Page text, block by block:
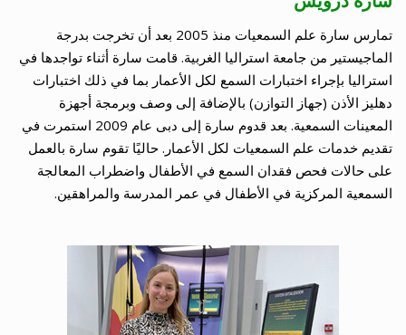
تمارس سارة علم السمعيات منذ 2005 بعد أن تخرجت بدرجة
الماجيستير من جامعة استراليا الغربية. قامت سارة أثناء تواجدها في
استراليا بإجراء اختبارات السمع لكل الأعمار بما في ذلك اختبارات
دهليز الأذن (جهاز التوازن) بالإضافة إلى وصف وبرمجة أجهزة
المعينات السمعية. بعد قدوم سارة إلى دبى عام 2009 استمرت في
تقديم خدمات علم السمعيات لكل الأعمار. حاليًا تقوم سارة بالعمل
على حالات فحص فقدان السمع في الأطفال واضطراب المعالجة
السمعية المركزية في الأطفال في عمر المدرسة والمراهقين.